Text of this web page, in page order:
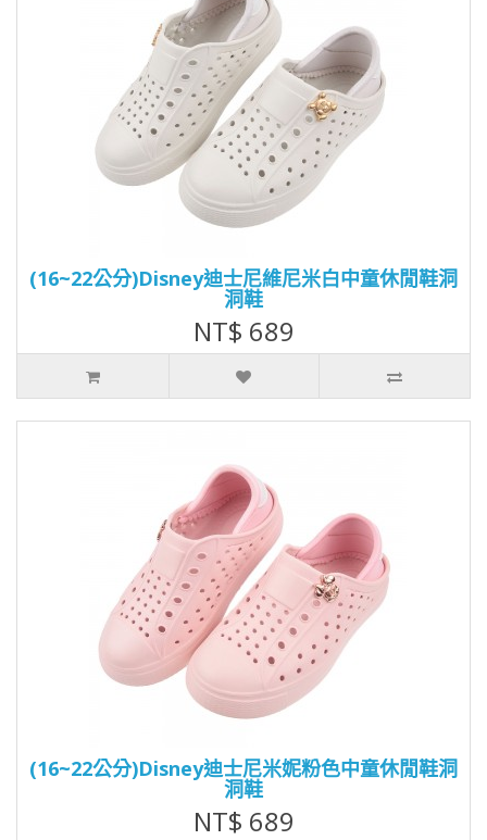
(16~22公分)Disney迪士尼維尼米白中童休閒鞋洞
洞鞋
NT$ 689
(16~22公分)Disney迪士尼米妮粉色中童休閒鞋洞
洞鞋
NT$ 689